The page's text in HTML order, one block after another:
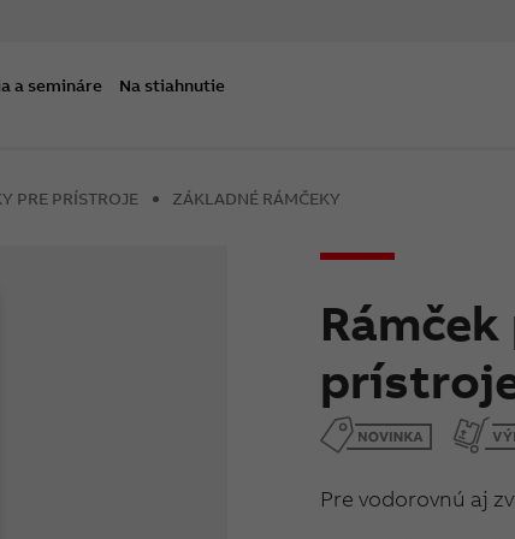
a semináre Na stiahnutie
PRE PRÍSTROJE ZÁKLADNÉ RÁMČEKY
Pre vodorovnú aj